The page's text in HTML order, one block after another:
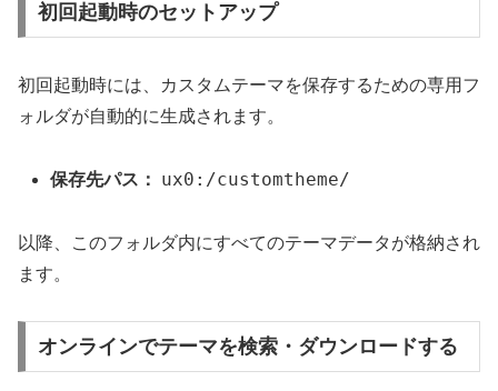
初回起動時のセットアップ
初回起動時には、カスタムテーマを保存するための専用フ
ォルダが自動的に生成されます。
保存先パス： ux0:/customtheme/
以降、このフォルダ内にすべてのテーマデータが格納され
ます。
オンラインでテーマを検索・ダウンロードする